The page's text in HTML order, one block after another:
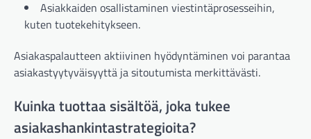
Asiakkaiden osallistaminen viestintäprosesseihin,
kuten tuotekehitykseen.
Asiakaspalautteen aktiivinen hyödyntäminen voi parantaa
asiakastyytyväisyyttä ja sitoutumista merkittävästi.
Kuinka tuottaa sisältöä, joka tukee
asiakashankintastrategioita?